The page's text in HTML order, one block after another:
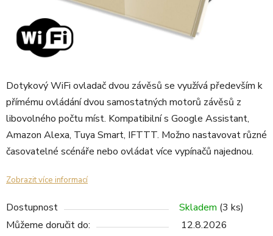
Dotykový WiFi ovladač dvou závěsů se využívá především k
přímému ovládání dvou samostatných motorů závěsů z
libovolného počtu míst. Kompatibilní s Google Assistant,
Amazon Alexa, Tuya Smart, IFTTT. Možno nastavovat různé
časovatelné scénáře nebo ovládat více vypínačů najednou.
Zobrazit více informací
Dostupnost Skladem (3 ks)
Můžeme doručit do:
12.8.2026